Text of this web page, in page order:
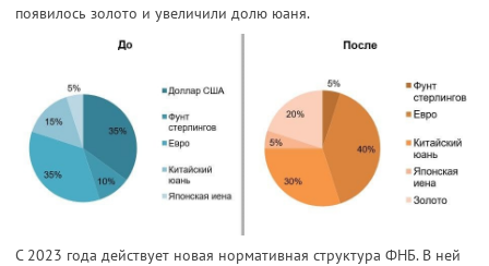
появилось золото и увеличили долю юаня.
С 2023 года действует новая нормативная структура ФНБ. В ней